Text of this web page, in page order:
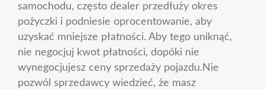
samochodu, często dealer przedłuży okres
pożyczki i podniesie oprocentowanie, aby
uzyskać mniejsze płatności. Aby tego uniknąć,
nie negocjuj kwot płatności, dopóki nie
wynegocjujesz ceny sprzedaży pojazdu.Nie
pozwól sprzedawcy wiedzieć, że masz